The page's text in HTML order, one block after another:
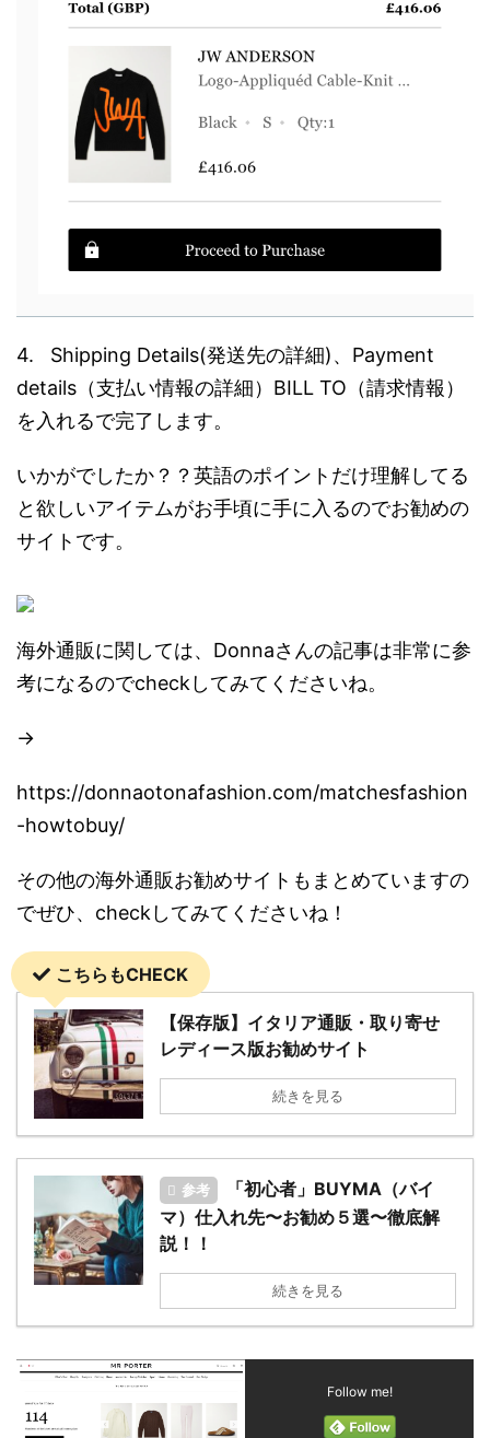
4. Shipping Details(発送先の詳細)、Payment
details（支払い情報の詳細）BILL TO（請求情報）
を入れるで完了します。
いかがでしたか？？英語のポイントだけ理解してる
と欲しいアイテムがお手頃に手に入るのでお勧めの
サイトです。
海外通販に関しては、Donnaさんの記事は非常に参
考になるのでcheckしてみてくださいね。
→
https://donnaotonafashion.com/matchesfashion
-howtobuy/
その他の海外通販お勧めサイトもまとめていますの
でぜひ、checkしてみてくださいね！
こちらもCHECK
【保存版】イタリア通販・取り寄せ
レディース版お勧めサイト
続きを見る
参考
「初心者」BUYMA（バイ
マ）仕入れ先〜お勧め５選〜徹底解
説！！
続きを見る
Follow me!